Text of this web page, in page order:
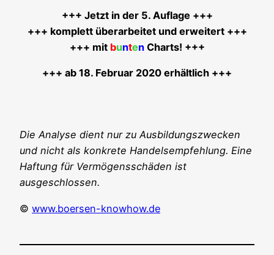
+++ Jetzt in der 5. Auf­la­ge +++
+++ kom­plett über­ar­bei­tet und erwei­tert +++
+++ mit buntenCharts! +++
+++ ab 18. Febru­ar 2020 erhältlich +++
Die Ana­ly­se dient nur zu Aus­bil­dungs­zwe­cken
und nicht als kon­kre­te Han­dels­emp­feh­lung. Eine
Haf­tung für Ver­mö­gens­schä­den ist
ausgeschlossen.
© www.boersen-knowhow.de